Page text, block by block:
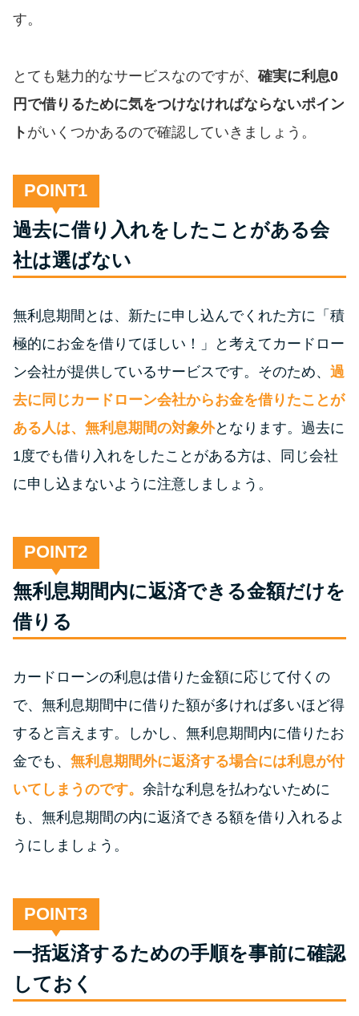
銀行カードローンを選ぶべき4つ
無利息期間を利用して利息0円で
その他コラム
は解決しないと危険な理由と対
処法3つ
家賃払えないが強制退去は避け
法2選
街金とは？絶対審査通る？借金
質屋でお金を借りるには？年利
やシステムをカードローンと比
未成年でもお金を借りられる？
る？
学生がお金を借りる方法は？親
へのバレにくさや将来への影響
ソフト闇金とは？悪質な手口に
てはいけない理由と借りた場合
の対処法
す。
とても魅力的なサービスなのですが、 確実に利息0
円で借りるために気をつけなければならないポイン
ト がいくつかあるので確認していきましょう。
POINT
過去に借り入れをしたことがある会
社は選ばない
無利息期間とは、新たに申し込んでくれた方に「積
極的にお金を借りてほしい！」と考えてカードロー
ン会社が提供しているサービスです。そのため、 過
去に同じカードローン会社からお金を借りたことが
ある人は、無利息期間の対象外となります。過去に
1度でも借り入れをしたことがある方は、同じ会社
に申し込まないように注意しましょう。
POINT
無利息期間内に返済できる金額だけを
借りる
カードローンの利息は借りた金額に応じて付くの
で、無利息期間中に借りた額が多ければ多いほど得
すると言えます。しかし、無利息期間内に借りたお
金でも、 無利息期間外に返済する場合には利息が付
いてしまうのです。 余計な利息を払わないために
も、無利息期間の内に返済できる額を借り入れるよ
うにしましょう。
POINT
一括返済するための手順を事前に確認
しておく